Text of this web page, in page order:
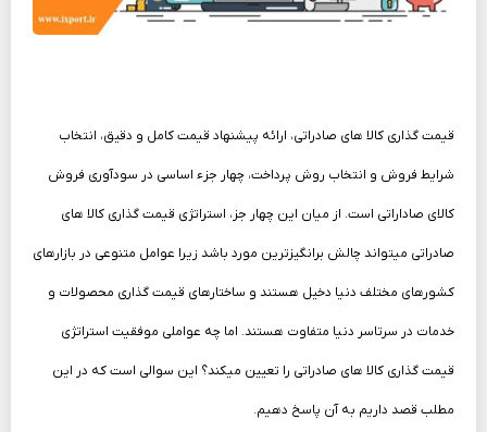
قیمت گذاری کالا های صادراتی، ارائه پیشنهاد قیمت کامل و دقیق، انتخاب
شرایط فروش و انتخاب روش پرداخت، چهار جزء اساسی در سودآوری فروش
کالای صاداراتی است. از میان این چهار جز، استراتژی قیمت گذاری کالا های
صادراتی می­تواند چالش ­برانگیزترین مورد باشد زیرا عوامل متنوعی در بازارهای
کشورهای مختلف دنیا دخیل هستند و ساختارهای قیمت گذاری محصولات و
خدمات در سرتاسر دنیا متفاوت هستند. اما چه عواملی موفقیت استراتژی
قیمت گذاری کالا های صادراتی را تعیین می­کند؟ این سوالی است که در این
مطلب قصد داریم به آن پاسخ دهیم.